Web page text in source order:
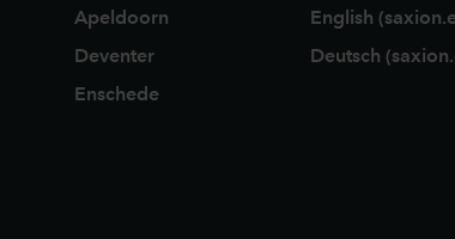
Apeldoorn
Deventer
Enschede
English
Deutsch